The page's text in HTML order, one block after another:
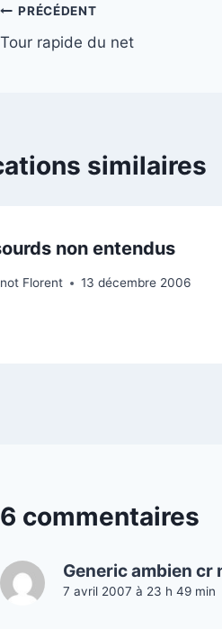
Navigation
de
PRÉCÉDENT
Tour rapide du net
similaires
non entendus
Florent 13 décembre 2006
6 commentaires
Generic ambien
7 avril 2007 à 23 h 49 min